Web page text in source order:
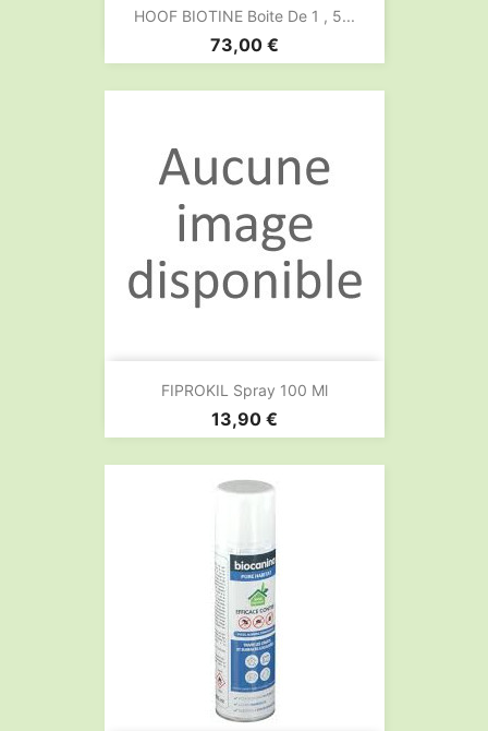
HOOF BIOTINE Boite De 1 , 5...
Prix
73,00 €
FIPROKIL Spray 100 Ml
Prix
13,90 €